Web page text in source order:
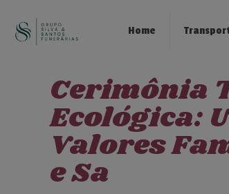
Home
Cerimônia
Ecológica:
Valores
e Sa